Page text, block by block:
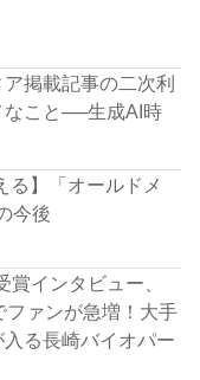
ア掲載記事の二次利
なこと──生成AI時
る】「オールドメ
今後
インタビュー、
ァンが急増！大手
る長崎バイオパー